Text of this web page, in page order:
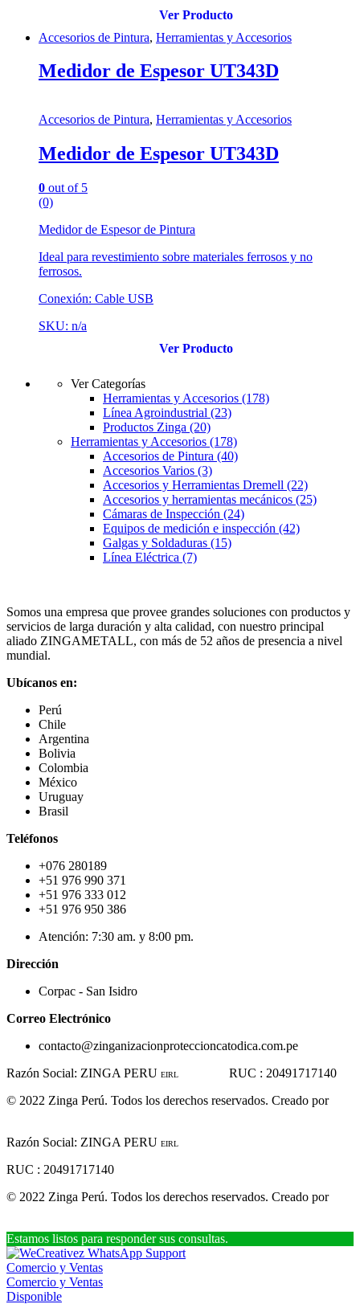
Ver Producto
Accesorios de Pintura, Herramientas y Accesorios
Medidor de Espesor UT343D
Accesorios de Pintura, Herramientas y Accesorios
Medidor de Espesor UT343D
0 out of 5
(0)
Medidor de Espesor de Pintura
Ideal para revestimiento sobre materiales ferrosos y no
ferrosos.
Conexión: Cable USB
SKU: n/a
Ver Producto
Ver Categorías
Herramientas y Accesorios (178)
Línea Agroindustrial (23)
Productos Zinga (20)
Herramientas y Accesorios (178)
Accesorios de Pintura (40)
Accesorios Varios (3)
Accesorios y Herramientas Dremell (22)
Accesorios y herramientas mecánicos (25)
Cámaras de Inspección (24)
Equipos de medición e inspección (42)
Galgas y Soldaduras (15)
Línea Eléctrica (7)
Somos una empresa que provee grandes soluciones con productos y
servicios de larga duración y alta calidad, con nuestro principal
aliado ZINGAMETALL, con más de 52 años de presencia a nivel
mundial.
Ubícanos en:
Perú
Chile
Argentina
Bolivia
Colombia
México
Uruguay
Brasil
Teléfonos
+076 280189
+51 976 990 371
+51 976 333 012
+51 976 950 386
Atención: 7:30 am. y 8:00 pm.
Dirección
Corpac - San Isidro
Correo Electrónico
contacto@zinganizacionproteccioncatodica.com.pe
Razón Social: ZINGA PERU EIRL RUC : 20491717140
© 2022 Zinga Perú. Todos los derechos reservados. Creado por
Razón Social: ZINGA PERU EIRL
RUC : 20491717140
© 2022 Zinga Perú. Todos los derechos reservados. Creado por
Estamos listos para responder sus consultas.
Comercio y Ventas
Comercio y Ventas
Disponible